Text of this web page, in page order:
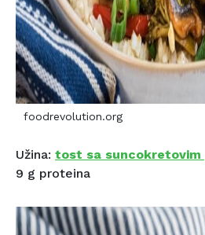
foodrevolution.org
Užina: tost sa suncokretovim
9 g proteina